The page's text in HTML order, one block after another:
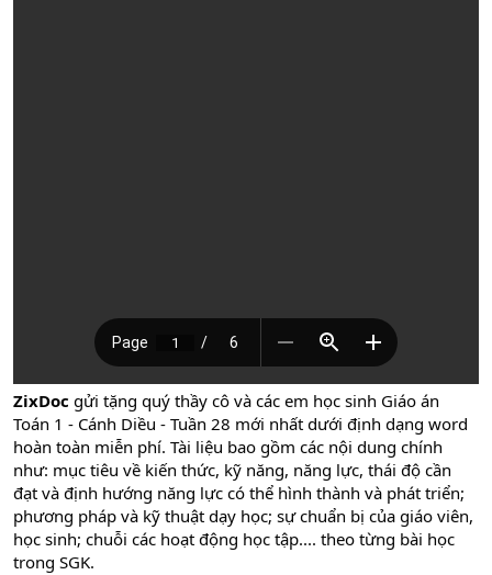
ZixDoc gửi tặng quý thầy cô và các em học sinh Giáo án
Toán 1 - Cánh Diều - Tuần 28 mới nhất dưới định dạng word
hoàn toàn miễn phí. Tài liệu bao gồm các nội dung chính
như: mục tiêu về kiến thức, kỹ năng, năng lực, thái độ cần
đạt và định hướng năng lực có thể hình thành và phát triển;
phương pháp và kỹ thuật dạy học; sự chuẩn bị của giáo viên,
học sinh; chuỗi các hoạt động học tập.... theo từng bài học
trong SGK.